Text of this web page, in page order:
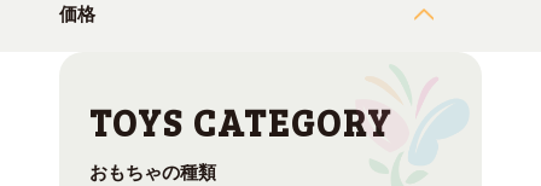
価格
おもちゃの種類